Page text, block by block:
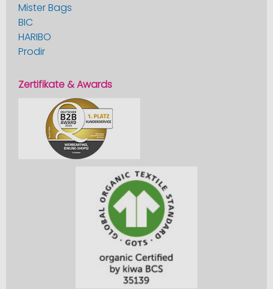
Mister Bags
BIC
HARIBO
Prodir
Zertifikate & Awards